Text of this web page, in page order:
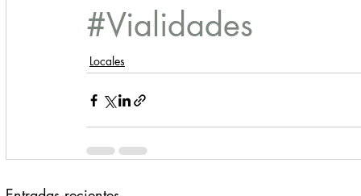
#Vialidades
Locales